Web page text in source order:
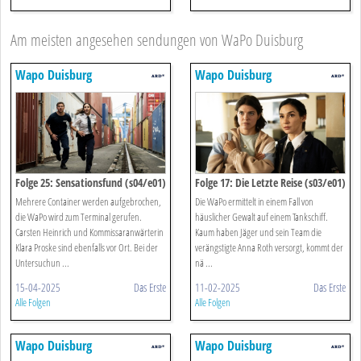
Am meisten angesehen sendungen von WaPo Duisburg
Wapo Duisburg
Folge 25: Sensationsfund (s04/e01)
Mehrere Container werden aufgebrochen,
die WaPo wird zum Terminal gerufen.
Carsten Heinrich und Kommissaranwärterin
Klara Proske sind ebenfalls vor Ort. Bei der
Untersuchun ...
15-04-2025 Das Erste
Alle Folgen
Wapo Duisburg
Folge 17: Die Letzte Reise (s03/e01)
Die WaPo ermittelt in einem Fall von
häuslicher Gewalt auf einem Tankschiff.
Kaum haben Jäger und sein Team die
verängstigte Anna Roth versorgt, kommt der
nä ...
11-02-2025 Das Erste
Alle Folgen
Wapo Duisburg Wapo Duisburg